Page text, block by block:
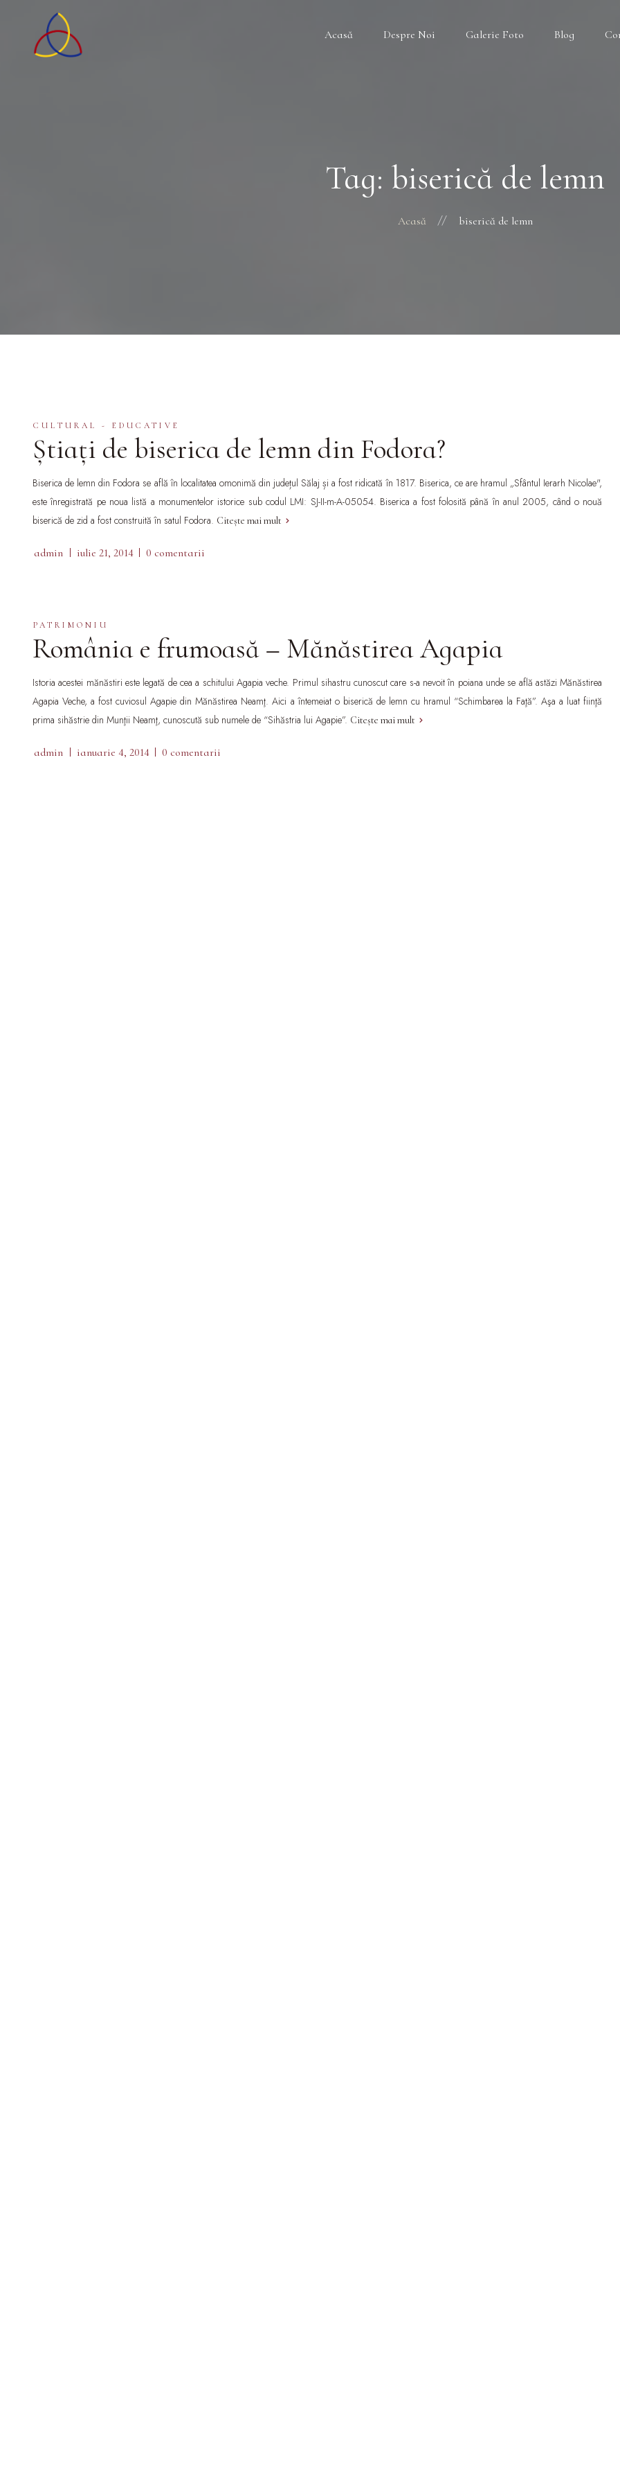
Acasă Despre Noi Galerie Foto Blog
Tag: biserică de lemn
Acasă biserică de lemn
CULTURAL - EDUCATIVE
Știați de biserica de lemn din Fodora?
Biserica de lemn din Fodora se află în localitatea omonimă din județul Sălaj și a fost ridicată în 1817. Biserica, ce are hramul „Sfântul Ierarh Nicolae",
este înregistrată pe noua listă a monumentelor istorice sub codul LMI: SJ-II-m-A-05054. Biserica a fost folosită până în anul 2005, când o nouă
biserică de zid a fost construită în satul Fodora. Citește mai mult
admin iulie 21, 2014 0 comentarii
PATRIMONIU
România e frumoasă – Mănăstirea Agapia
Istoria acestei mănăstiri este legată de cea a schitului Agapia veche. Primul sihastru cunoscut care s-a nevoit în poiana unde se află astăzi Mănăstirea
Agapia Veche, a fost cuviosul Agapie din Mănăstirea Neamţ. Aici a întemeiat o biserică de lemn cu hramul “Schimbarea la Faţă”. Aşa a luat fiinţă
prima sihăstrie din Munţii Neamţ, cunoscută sub numele de “Sihăstria lui Agapie”. Citește mai mult
admin ianuarie 4, 2014 0 comentarii